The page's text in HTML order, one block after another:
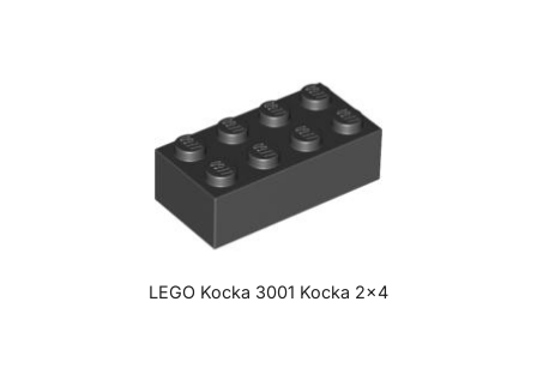
LEGO Kocka 3001 Kocka 2×4